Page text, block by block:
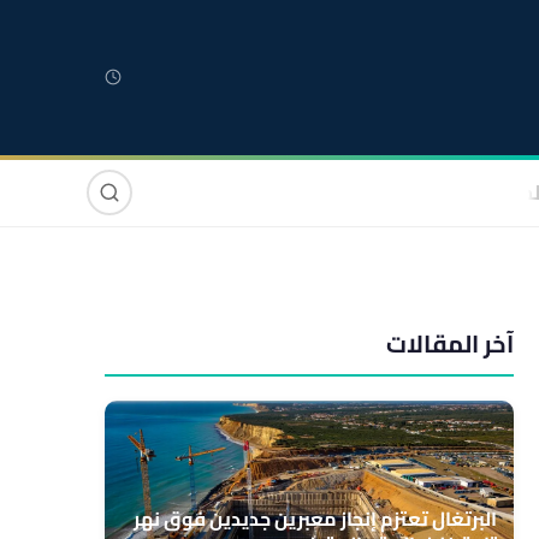
صوت وصورة
آخر المقالات
البرتغال تعتزم إنجاز معبرين جديدين فوق نهر